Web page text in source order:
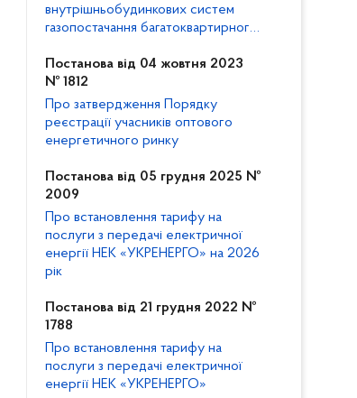
внутрішньобудинкових систем
газопостачання багатоквартирного
Кодексу газорозподільних систем
Постанова від 04 жовтня 2023
№ 1812
Про затвердження Порядку
реєстрації учасників оптового
енергетичного ринку
Постанова від 05 грудня 2025 №
2009
Про встановлення тарифу на
послуги з передачі електричної
енергії НЕК «УКРЕНЕРГО» на 2026
рік
Постанова від 21 грудня 2022 №
1788
Про встановлення тарифу на
послуги з передачі електричної
енергії НЕК «УКРЕНЕРГО»